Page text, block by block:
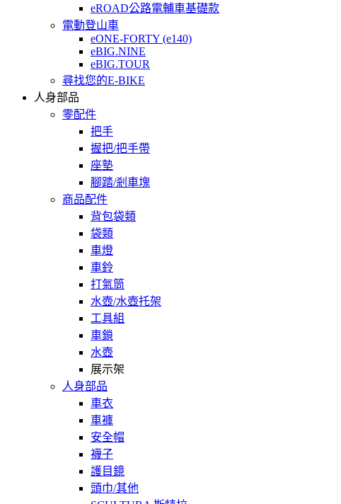
eROAD公路電輔車基礎款
電動登山車
eONE-FORTY (e140)
eBIG.NINE
eBIG.TOUR
尋找您的E-BIKE
人身部品
零配件
把手
握把/把手帶
座墊
腳踏/剎車塊
商品配件
背包袋類
袋類
車燈
車鈴
打氣筒
水壺/水壺托架
工具組
車鎖
水壺
展示架
人身部品
車衣
車褲
安全帽
襪子
護目鏡
頭巾/其他